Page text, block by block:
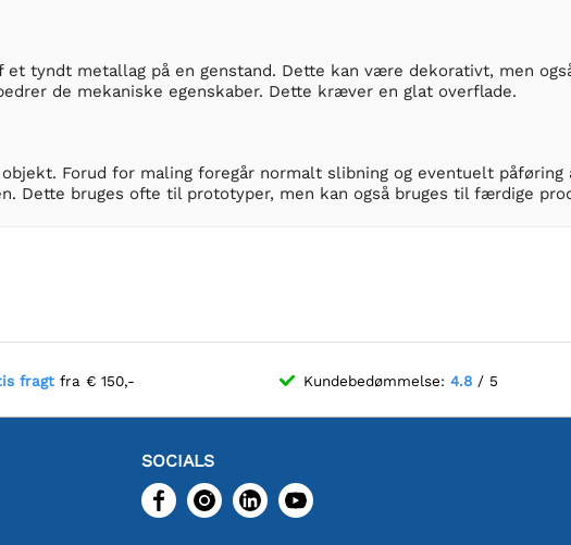
et tyndt metallag på en genstand. Dette kan være dekorativt, men
de mekaniske egenskaber. Dette kræver en glat overflade.
Forud for maling foregår normalt slibning og eventuelt
Dette bruges ofte til prototyper, men kan også bruges til færdige
fragt fra € 150,- Kundebedømmelse: 4.8/ 5
SOCIALS